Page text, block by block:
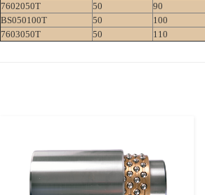
7602050T
50 90
BS050100T
50 100
7603050T
50 110